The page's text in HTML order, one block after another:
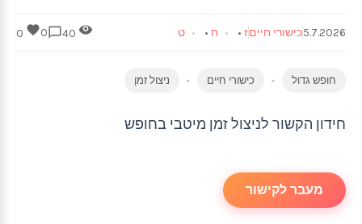
5.7.2026כישורי חייםז • ח • ט 0
חופש גדול כישורי חיים ניצול זמן
חידון הקשור לניצול זמן מיטבי בחופש
מעבר לקישור